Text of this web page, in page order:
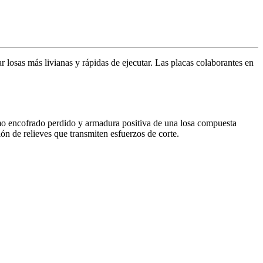
más livianas y rápidas de ejecutar. Las placas colaborantes en
perdido y armadura positiva de una losa compuesta
de relieves que transmiten esfuerzos de corte.